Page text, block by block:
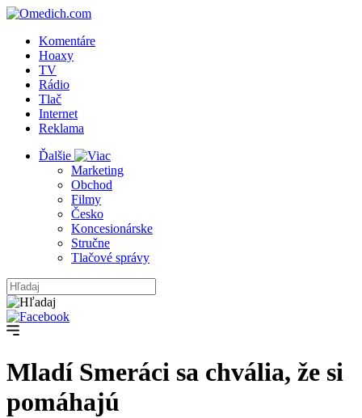
Komentáre
Hoaxy
TV
Rádio
Tlač
Internet
Reklama
Ďalšie
Marketing
Obchod
Filmy
Česko
Koncesionárske
Stručne
Tlačové správy
Mladí Smeráci sa chvália, že si
pomáhajú